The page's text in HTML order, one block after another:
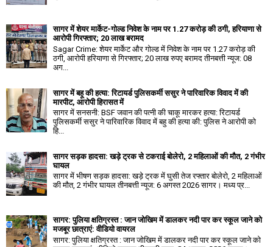
सागर में शेयर मार्केट-गोल्ड निवेश के नाम पर 1.27 करोड़ की ठगी, हरियाणा से
आरोपी गिरफ्तार; 20 लाख बरामद
Sagar Crime: शेयर मार्केट और गोल्ड में निवेश के नाम पर 1.27 करोड़ की
ठगी, आरोपी हरियाणा से गिरफ्तार; 20 लाख रुपए बरामद तीनबत्ती न्यूज: 08
अग...
सागर में बहू की हत्या: रिटायर्ड पुलिसकर्मी ससुर ने पारिवारिक विवाद में की
मारपीट, आरोपी हिरासत में
सागर में सनसनी: BSF जवान की पत्नी की चाकू मारकर हत्या: रिटायर्ड
पुलिसकर्मी ससुर ने पारिवारिक विवाद में बहु की हत्या की: पुलिस ने आरोपी को
हि...
सागर सड़क हादसा: खड़े ट्रक से टकराई बोलेरो, 2 महिलाओं की मौत, 2 गंभीर
घायल
सागर में भीषण सड़क हादसा: खड़े ट्रक में घुसी तेज रफ्तार बोलेरो, 2 महिलाओं
की मौत, 2 गंभीर घायल तीनबत्ती न्यूज: 6 अगस्त 2026 सागर। मध्य प्र...
सागर: पुलिया क्षतिग्रस्त : जान जोखिम में डालकर नदी पार कर स्कूल जाने को
मजबूर छात्राएं: वीडियो वायरल
सागर: पुलिया क्षतिग्रस्त : जान जोखिम में डालकर नदी पार कर स्कूल जाने को